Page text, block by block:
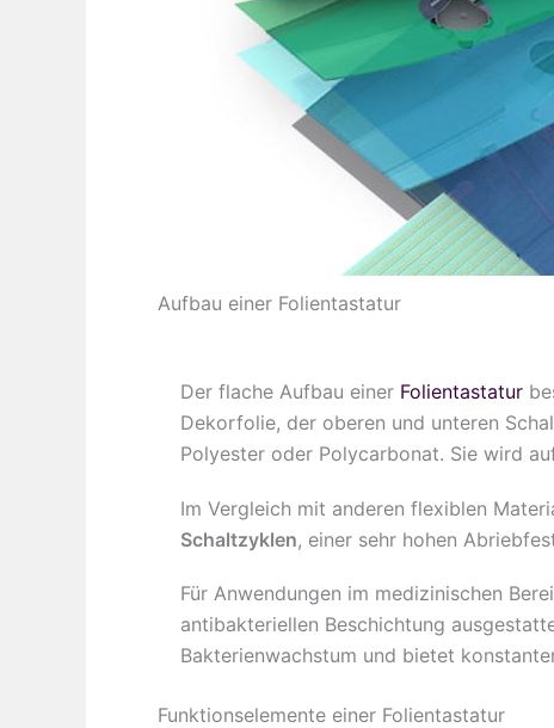
Aufbau einer Folientastatur
Der flache Aufbau einer Folientastatur
Dekorfolie, der oberen und unteren
Polyester oder Polycarbonat. Sie wird
Im Vergleich mit anderen flexiblen
Schaltzyklen, einer sehr hohen
Für Anwendungen im medizinischen
antibakteriellen Beschichtung
Bakterienwachstum und bietet
Funktionselemente einer Folientastatur